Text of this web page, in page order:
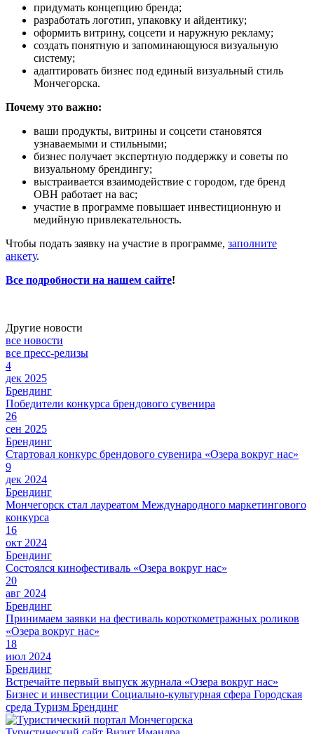
придумать концепцию бренда;
разработать логотип, упаковку и айдентику;
оформить витрину, соцсети и наружную рекламу;
создать понятную и запоминающуюся визуальную
систему;
адаптировать бизнес под единый визуальный стиль
Мончегорска.
Почему это важно:
ваши продукты, витрины и соцсети становятся
узнаваемыми и стильными;
бизнес получает экспертную поддержку и советы по
визуальному брендингу;
выстраивается взаимодействие с городом, где бренд
ОВН работает на вас;
участие в программе повышает инвестиционную и
медийную привлекательность.
Чтобы подать заявку на участие в программе, заполните
анкету.
Все подробности на нашем сайте!
Другие новости
все новости
все пресс-релизы
4
дек 2025
Брендинг
Победители конкурса брендового сувенира
26
сен 2025
Брендинг
Стартовал конкурс брендового сувенира «Озера вокруг нас»
9
дек 2024
Брендинг
Мончегорск стал лауреатом Международного маркетингового
конкурса
16
окт 2024
Брендинг
Состоялся кинофестиваль «Озера вокруг нас»
20
авг 2024
Брендинг
Принимаем заявки на фестиваль короткометражных роликов
«Озера вокруг нас»
18
июл 2024
Брендинг
Встречайте первый выпуск журнала «Озера вокруг нас»
Бизнес и инвестиции Социально-культурная сфера Городская
среда Туризм Брендинг